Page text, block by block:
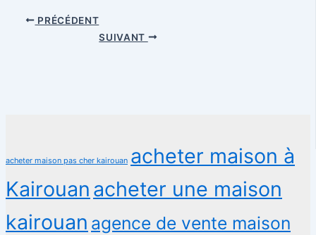
PRÉCÉDENT
SUIVANT
acheter maison pas cher kairouan acheter maison à
Kairouan acheter une maison
kairouan agence de vente maison